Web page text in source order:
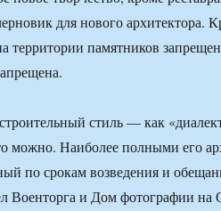
для нового архитектора.
территории памятников
стиль — как
можно. Наиболее полными его
по срокам возведения и
Военторга и Дом фотографии на